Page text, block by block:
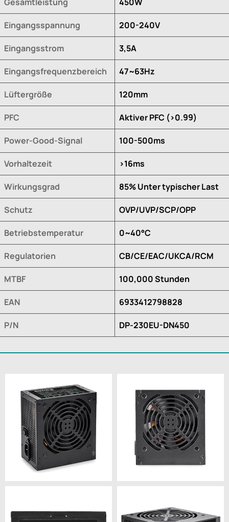
Eingangsspannung 200-240V
Eingangsstrom 3,5A
Eingangsfrequenzbereich 47~63Hz
Lüftergröße 120mm
PFC Aktiver PFC (>0.99)
Power-Good-Signal 100-500ms
Vorhaltezeit >16ms
Wirkungsgrad 85% Unter typischer Last
Schutz OVP/UVP/SCP/OPP
Betriebstemperatur 0~40°C
Regulatorien CB/CE/EAC/UKCA/RCM
MTBF 100,000 Stunden
EAN 6933412798828
P/N DP-230EU-DN450